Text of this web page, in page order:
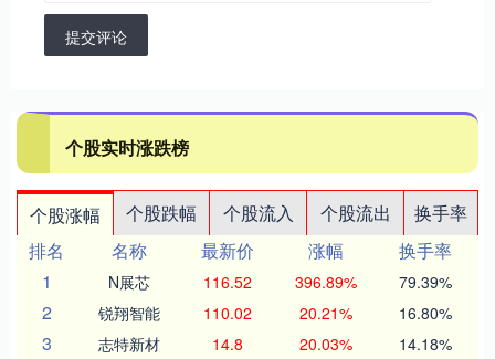
提交评论
个股实时涨跌榜
个股涨幅 个股跌幅 个股流入 个股流出
换手率
排名
名称 最新价 涨幅
换手率
1
N展芯 116.52 396.89% 79.39%
2 锐翔智能 110.02 20.21% 16.80%
3 志特新材 14.8 20.03% 14.18%